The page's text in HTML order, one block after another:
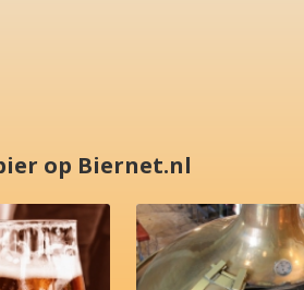
op Biernet.nl